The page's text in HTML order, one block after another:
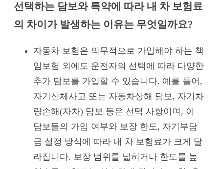
선택하는 담보와 특약에 따라 내 차 보험료
의 차이가 발생하는 이유는 무엇일까요?
자동차 보험은 의무적으로 가입해야 하는 책
임보험 외에도 운전자의 선택에 따라 다양한
추가 담보를 가입할 수 있습니다. 예를 들어,
자기신체사고 또는 자동차상해 담보, 자기차
량손해(자차) 담보 등은 선택 사항이며, 이
담보들의 가입 여부와 보장 한도, 자기부담
금 설정 방식에 따라 내 차 보험료가 크게 달
라집니다. 보장 범위를 넓히거나 한도를 높